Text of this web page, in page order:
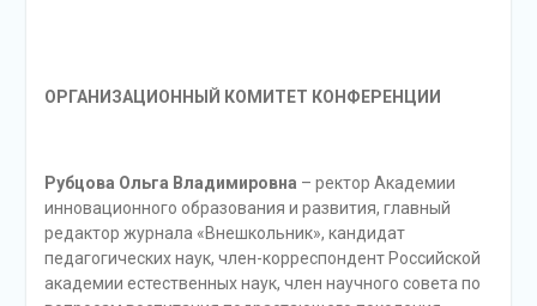
ОРГАНИЗАЦИОННЫЙ КОМИТЕТ КОНФЕРЕНЦИИ
Рубцова Ольга Владимировна – ректор Академии
инновационного образования и развития, главный
редактор журнала «Внешкольник», кандидат
педагогических наук, член-корреспондент Российской
академии естественных наук, член научного совета по